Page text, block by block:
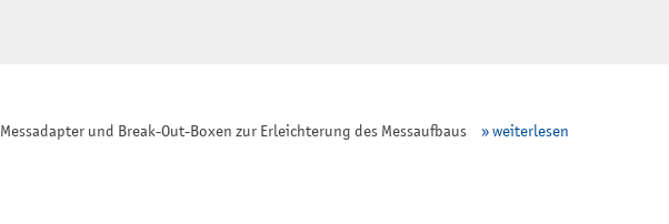
Messadapter und Break-Out-Boxen zur Erleichterung des Messaufbaus » weiterlesen